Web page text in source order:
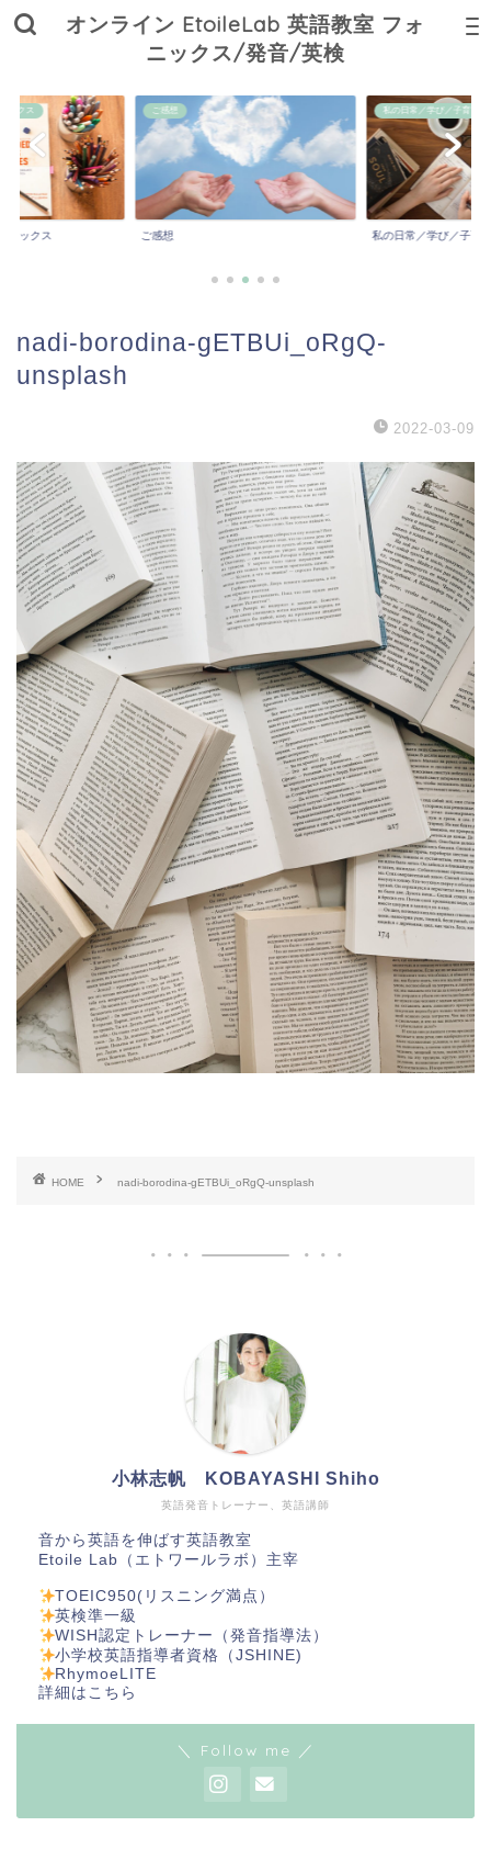
オンライン EtoileLab 英語教室 フォ
ニックス/発音/英検
ックス
ニックス
ご感想
ご感想
私の日常／学び／子育て
私の日常／学び／子育
nadi-borodina-gETBUi_oRgQ-
unsplash
2022-03-09
HOME nadi-borodina-gETBUi_oRgQ-unsplash
英語発音トレーナー、英語講師
小林志帆 KOBAYASHI Shiho
音から英語を伸ばす英語教室
Etoile Lab（エトワールラボ）主宰
TOEIC950(リスニング満点）
英検準一級
WISH認定トレーナー（発音指導法）
小学校英語指導者資格（JSHINE)
RhymoeLITE
詳細は こちら
＼ Follow me ／